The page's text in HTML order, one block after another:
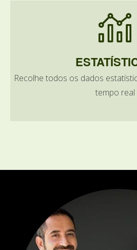
Recolhe todos os dados
tempo real